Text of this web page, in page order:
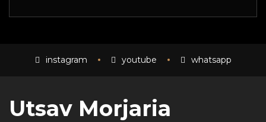
instagram youtube whatsapp
Utsav Morjaria